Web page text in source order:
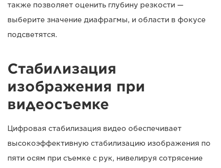
также позволяет оценить глубину резкости —
выберите значение диафрагмы, и области в фокусе
подсветятся.
Стабилизация
изображения при
видеосъемке
Цифровая стабилизация видео обеспечивает
высокоэффективную стабилизацию изображения по
пяти осям при съемке с рук, нивелируя сотрясение